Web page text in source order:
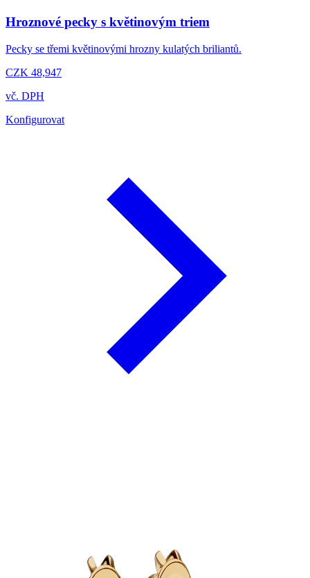
Hroznové pecky s květinovým triem
Pecky se třemi květinovými hrozny kulatých briliantů.
CZK 48,947
vč. DPH
Konfigurovat